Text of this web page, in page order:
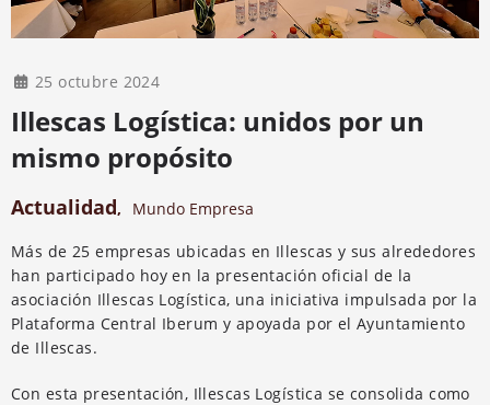
25 octubre 2024
Illescas Logística: unidos por un
mismo propósito
Actualidad, Mundo Empresa
Más de 25 empresas ubicadas en Illescas y sus alrededores
han participado hoy en la presentación oficial de la
asociación Illescas Logística, una iniciativa impulsada por la
Plataforma Central Iberum y apoyada por el Ayuntamiento
de Illescas.
Con esta presentación, Illescas Logística se consolida como